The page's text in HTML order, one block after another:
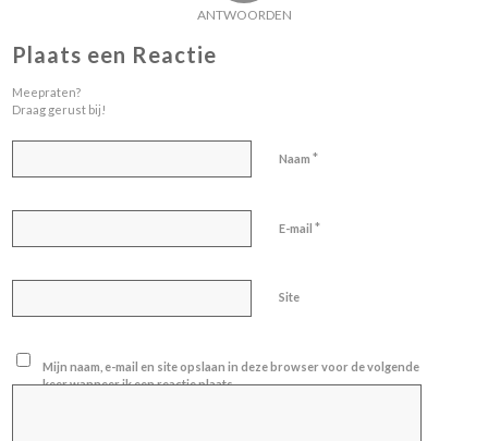
ANTWOORDEN
Plaats een Reactie
Meepraten?
Draag gerust bij!
Naam*
E-mail*
Site
Mijn naam, e-mail en site opslaan in deze browser voor de volgende
keer wanneer ik een reactie plaats.